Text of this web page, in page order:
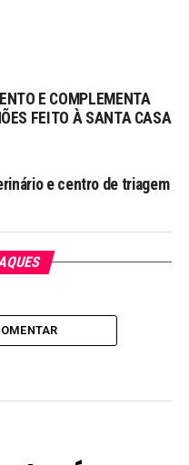
E COMPLEMENTA
FEITO À SANTA CASA
e centro de triagem